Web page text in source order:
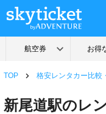
TOP 格安レンタカー比較
新尾道駅のレ